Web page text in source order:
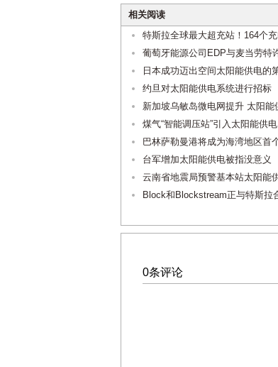
相关阅读
特斯拉全球最大超充站！164个
葡萄牙能源公司EDP与麦当劳特
日本成功迈出空间太阳能供电的
约旦对太阳能供电系统进行招标
新加坡乌敏岛微电网提升 太阳能
煤气“智能调压站”引入太阳能供电
巴林萨勒曼港将成为海湾地区首
台军增加太阳能供电被指没意义
云南省地震局预警基本站太阳能
Block和Blockstream正与特斯拉
0条评论